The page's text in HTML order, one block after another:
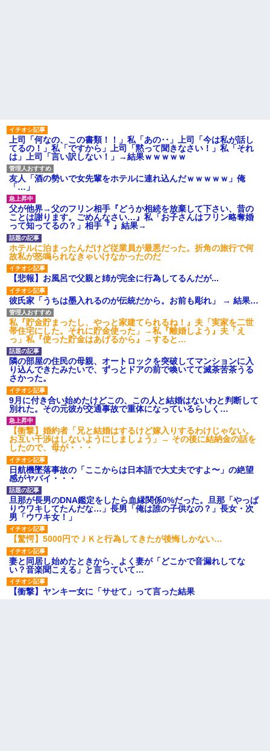
4000円のフィギュアがヤバすぎ
るｗｗｗｗｗｗ「こんな高い
の？ｗｗ」「逆に超安い」
私「ちょっと、人の家の金庫
触らないでよ！」キチママ『そ
こに金庫があったから、開けて
みようとしただけ☆』義兄「泥
は出てけ！二度と来るな！」結
果・・・
私「初めて飲む味だけどなん
のお茶？」彼「ちっ！」私「」
【GIF】JSのカンチョーワロ
タ
後続車にクラクションを鳴ら
され彼氏が逆切れ。「何クラク
ション鳴らしてんだ！降りてこ
いよ！」と怒鳴りだし...
【衝撃】報酬100万円超の治験
募集がこちらｗｗｗｗｗ(※画像
あり)
【ネット騒然】惨殺されたタ
ワマン頂き女子のこの動画、す
げえええええｗｗｗｗｗｗｗｗ
ｗｗｗ
【愕然】白のクラウン俺氏、
高速道路左車線を制限速度で走
った結果wwwwwwwwwwww
百年の恋12-899 食べた量を
張り合ってくる
【悲報】佐藤輝明・・・２軍
でも盛大にやらかす←あまり悲
しませないでくれ
上司「何なの、この書類！！」私「あの‥」上司「今は私が話し
てるの！」私「ですから」上司「黙って聞きなさい！」私「それ
は」上司「言い訳しない！」→結果ｗｗｗｗｗ
友人「酒の勢いで女先輩をホテルに連れ込んだｗｗｗｗｗ」俺
「…」
父が他界→父のフリン相手『どうか相続を放棄して下さい、昔の
ことは謝ります。ごめんなさい…』私「お子さんはフリン略奪婚
って知ってるの？」相手『 』結果→
ホテルに泊まったんだけど従業員が最悪だった。折角の旅行で何
故私が怒鳴られなきゃいけなかったのだ
【悲報】お風呂で父親と姉が完全に行為してるんだが...
彼氏家「うちは墨入れるのが伝統だから。お前も彫れ」 → 結果…
私『貯金貯まったし、やっと家建てられるね！』夫「実家を二世
帯住宅にした。それに貯金使った」→私『離婚しよう』夫「え
っ」私『使った貯金はあげるから』→すると…
隣の部屋の住民の母親、オートロックを突破してマンションに入
り込んできたみたいで、ずっとドアの前で喚いてて滅茶苦茶うる
さかった。
9月に付き合い始めたけどこの、この人と結婚はないわと判断して
別れた。その元彼が交通事故で重体になっているらしく…
【衝撃】婚約者「兄と結婚はするけど嫁入りするわけじゃない。
お互い干渉はしないようにしましょう」→ その後に結納金の話を
したので、母が・・・
日航機墜落事故の「ここからは日本語で大丈夫ですよ〜」の絶望
感がヤバイ・・・
旦那が長男のDNA鑑定をしたら血縁関係0%だった。旦那「やっぱ
りウワキしてたんだな…」長男「俺は誰の子供なの？」長女・次
男「ウワキ女！」
【驚愕】5000円でＪＫと行為してきたが後悔しかない…
妻と同居し始めたときから、よく妻が「どこかで音漏れしてな
い？音楽聞こえる」と言っていて…
【衝撃】ヤンキー女に「サせて」って言った結果